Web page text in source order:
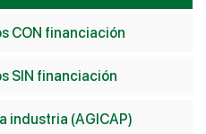
CON financiación
SIN financiación
industria (AGICAP)